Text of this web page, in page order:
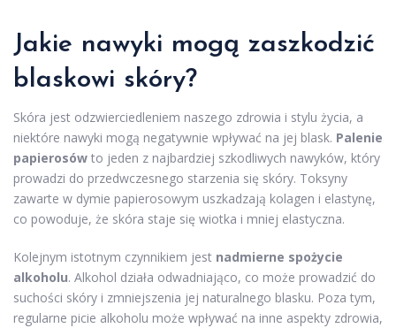
Jakie nawyki mogą zaszkodzić
blaskowi skóry?
Skóra jest odzwierciedleniem naszego zdrowia i stylu życia, a
niektóre nawyki mogą negatywnie wpływać na jej blask. Palenie
papierosów to jeden z najbardziej szkodliwych nawyków, który
prowadzi do przedwczesnego starzenia się skóry. Toksyny
zawarte w dymie papierosowym uszkadzają kolagen i elastynę,
co powoduje, że skóra staje się wiotka i mniej elastyczna.
Kolejnym istotnym czynnikiem jest nadmierne spożycie
alkoholu. Alkohol działa odwadniająco, co może prowadzić do
suchości skóry i zmniejszenia jej naturalnego blasku. Poza tym,
regularne picie alkoholu może wpływać na inne aspekty zdrowia,